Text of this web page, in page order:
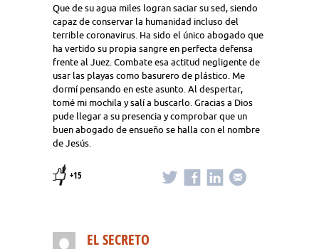
Que de su agua miles logran saciar su sed, siendo
capaz de conservar la humanidad incluso del
terrible coronavirus. Ha sido el único abogado que
ha vertido su propia sangre en perfecta defensa
frente al Juez. Combate esa actitud negligente de
usar las playas como basurero de plástico. Me
dormí pensando en este asunto. Al despertar,
tomé mi mochila y salí a buscarlo. Gracias a Dios
pude llegar a su presencia y comprobar que un
buen abogado de ensueño se halla con el nombre
de Jesús.
+15
EL SECRETO